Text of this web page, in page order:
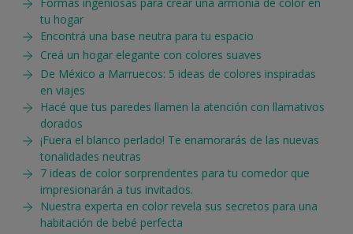
tu hogar
Encontrá una base neutra para tu espacio
Creá un hogar elegante con colores suaves
De México a Marruecos: 5 ideas de colores inspiradas
en viajes
Hacé que tus paredes llamen la atención con llamativos
dorados
¡Fuera el blanco perlado! Te enamorarás de las nuevas
tonalidades neutras
7 ideas de color sorprendentes para tu comedor que
impresionarán a tus invitados.
Nuestra experta en color revela sus secretos para una
habitación de bebé perfecta